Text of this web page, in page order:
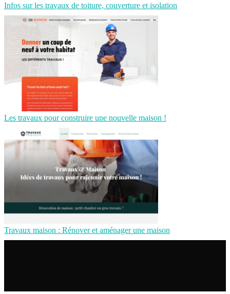
Infos sur les travaux de toiture, couverture et isolation
Les travaux pour construire une nouvelle maison !
Travaux maison : Rénover et aménager une maison